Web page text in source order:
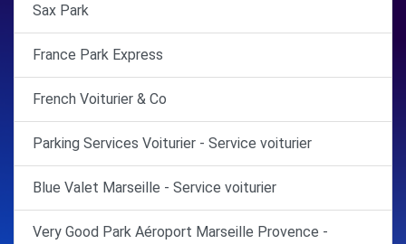
Sax Park
France Park Express
French Voiturier & Co
Parking Services Voiturier - Service voiturier
Blue Valet Marseille - Service voiturier
Very Good Park Aéroport Marseille Provence -